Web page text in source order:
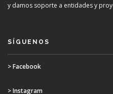
y damos soporte a entidades y
SÍGUENOS
> Facebook
> Instagram